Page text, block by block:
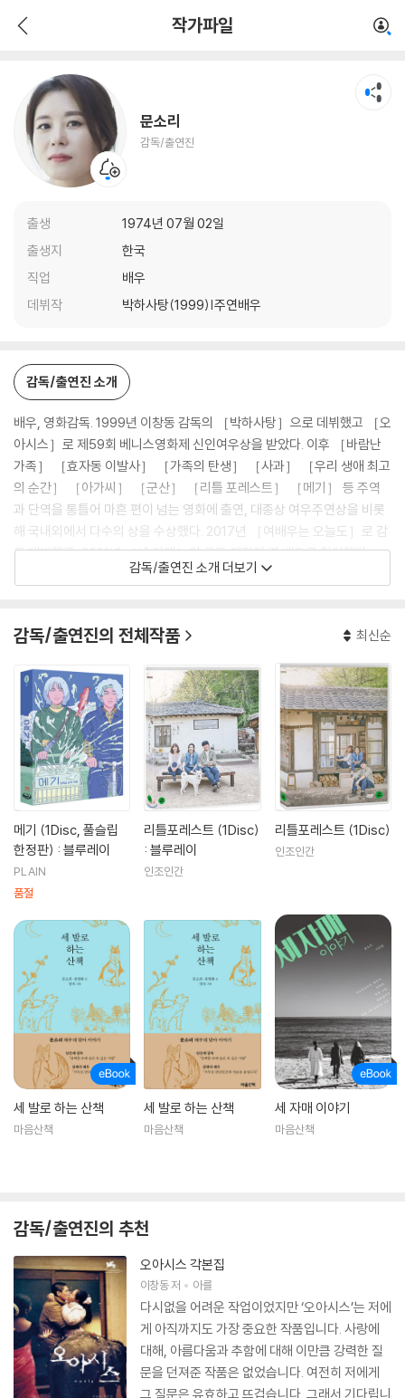
작가파일
문소리
감독/출연진
출생
1974년 07월 02일
출생지
한국
직업
배우
데뷔작
박하사탕(1999)|주연배우
감독/출연진 소개
배우, 영화감독. 1999년 이창동 감독의 ［박하사탕］으로 데뷔했고 ［오
아시스］로 제59회 베니스영화제 신인여우상을 받았다. 이후 ［바람난
가족］ ［효자동 이발사］ ［가족의 탄생］ ［사과］ ［우리 생애 최고
의 순간］ ［아가씨］ ［군산］ ［리틀 포레스트］ ［메기］ 등 주역
과 단역을 통틀어 마흔 편이 넘는 영화에 출연, 대종상 여우주연상을 비롯
해 국내외에서 다수의 상을 수상했다. 2017년 ［여배우는 오늘도］로 감
독 데뷔했고, 2021년 ［세 자매］의 공동 제작자 겸 배우로 참여했다.
오아시스(2002)|주연배우
효자동 이발사(2004)|김민자
효자동 이발사(영문자막)(2004)|주연배우
여교수의 은밀한..+10분단편(2005)|주연배우
가족의 탄생+10분단편(2005)|주연배우
사랑해
말순씨(2005)|김말순
가족의 탄생(2005)|미라
사과(2005)|현정
가족의 탄생(DVD)(2005)|주연배우
사랑해
말순씨+10분단편(2005)|주연배우
우리 생애 최고의 순간(2007)|미숙
태왕사신기 (TV)(2007)|주연배우
날아라 펭귄(2009)|주연배우
감독/출연진 소개 더보기
감독/출연진의 전체작품 최신순
메기 (1Disc, 풀슬립
한정판) : 블루레이
PLAIN
품절
리틀포레스트 (1Disc)
: 블루레이
인조인간
리틀포레스트 (1Disc)
인조인간
세 발로 하는 산책
마음산책
세 발로 하는 산책
마음산책
세 자매 이야기
마음산책
감독/출연진의 추천
오아시스 각본집
이창동저 아를
다시없을 어려운 작업이었지만 ‘오아시스’는 저에
게 아직까지도 가장 중요한 작품입니다. 사랑에
대해, 아름다움과 추함에 대해 이만큼 강력한 질
문을 던져준 작품은 없었습니다. 여전히 저에게
그 질문은 유효하고 뜨겁습니다. 그래서 기다립니